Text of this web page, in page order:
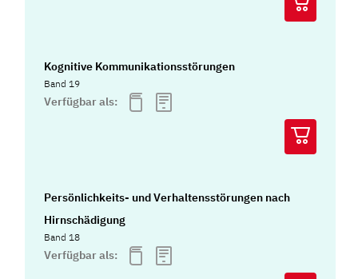
Kognitive Kommunikationsstörungen
Band 19
Verfügbar als:
Persönlichkeits- und Verhaltensstörungen nach
Hirnschädigung
Band 18
Verfügbar als: